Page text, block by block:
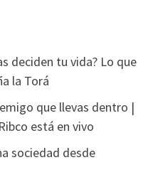
deciden tu vida? Lo que
la Torá
que llevas dentro |
está en vivo
sociedad desde